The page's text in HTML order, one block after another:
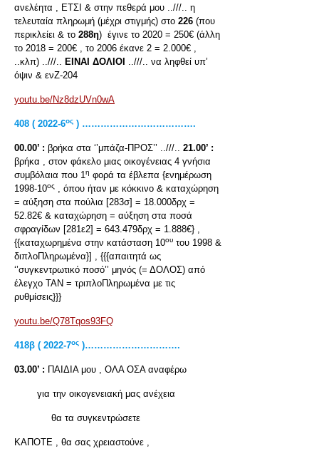
ανελέητα , ΕΤΣΙ & στην πεθερά μου ..///.. η
τελευταία πληρωμή (μέχρι στιγμής) στο 226 (που
περικλείει & το 288η) έγινε το 2020 = 250€ (άλλη
το 2018 = 200€ , το 2006 έκανε 2 = 2.000€ ,
..κλπ) ..///.. ΕΙΝΑΙ ΔΟΛΙΟΙ ..///.. να ληφθεί υπ’
όψιν & ενΖ-204
youtu.be/Nz8dzUVn0wA
408 ( 2022-6ος ) ……………………………….
00.00’ : βρήκα στα ‘’μπάζα-ΠΡΟΣ’’ ..///.. 21.00’ :
βρήκα , στον φάκελο μιας οικογένειας 4 γνήσια
συμβόλαια που 1η φορά τα έβλεπα {ενημέρωση
1998-10ος , όπου ήταν με κόκκινο & καταχώρηση
= αύξηση στα πούλια [283σ] = 18.000δρχ =
52.82€ & καταχώρηση = αύξηση στα ποσά
σφραγίδων [281ε2] = 643.479δρχ = 1.888€} ,
{{καταχωρημένα στην κατάσταση 10ου του 1998 &
διπλοΠληρωμένα}] , {{{απαιτητά ως
‘’συγκεντρωτικό ποσό’’ μηνός (= ΔΟΛΟΣ) από
έλεγχο ΤΑΝ = τριπλοΠληρωμένα με τις
ρυθμίσεις}}}
youtu.be/Q78Tqos93FQ
418β ( 2022-7ος )………………………….
03.00’ : ΠΑΙΔΙΑ μου , ΟΛΑ ΟΣΑ αναφέρω
για την οικογενειακή μας ανέχεια
θα τα συγκεντρώσετε
ΚΑΠΟΤΕ , θα σας χρειαστούνε ,